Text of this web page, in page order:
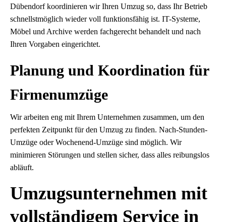
Dübendorf koordinieren wir Ihren Umzug so, dass Ihr Betrieb
schnellstmöglich wieder voll funktionsfähig ist. IT-Systeme,
Möbel und Archive werden fachgerecht behandelt und nach
Ihren Vorgaben eingerichtet.
Planung und Koordination für
Firmenumzüge
Wir arbeiten eng mit Ihrem Unternehmen zusammen, um den
perfekten Zeitpunkt für den Umzug zu finden. Nach-Stunden-
Umzüge oder Wochenend-Umzüge sind möglich. Wir
minimieren Störungen und stellen sicher, dass alles reibungslos
abläuft.
Umzugsunternehmen mit
vollständigem Service in